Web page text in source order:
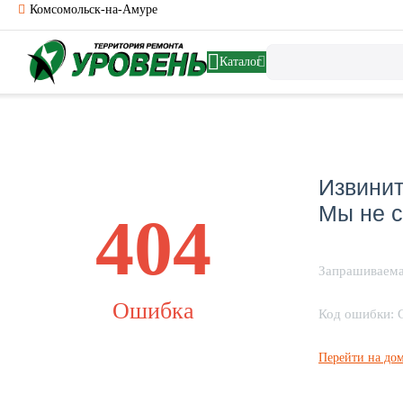
Комсомольск-на-Амуре
Каталог
404
Ошибка
Мы не
Код ошибки:
Перейти на